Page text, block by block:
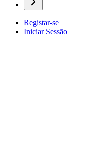
Registar-se
Iniciar Sessão